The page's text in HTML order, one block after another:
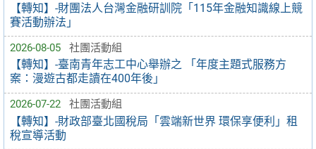
【轉知】-財團法人台灣金融研訓院「115年金融知識線上競
賽活動辦法」
2026-08-05 社團活動組
【轉知】-臺南青年志工中心舉辦之 「年度主題式服務方
案：漫遊古都走讀在400年後」
2026-07-22 社團活動組
【轉知】-財政部臺北國稅局「雲端新世界 環保享便利」租
稅宣導活動